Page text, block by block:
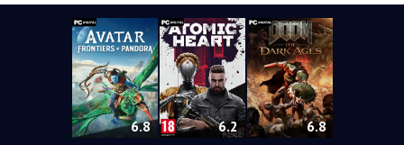
6.8 6.2 6.8